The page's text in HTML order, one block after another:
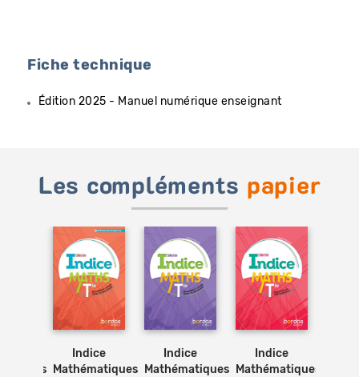
Fiche technique
Édition 2025 - Manuel numérique enseignant
Les compléments papier
Ajouter
au
Indice
Mathématiques
Ajouter
au
Indice
Mathématiques
Ajouter
au
Indice
Mathématiques